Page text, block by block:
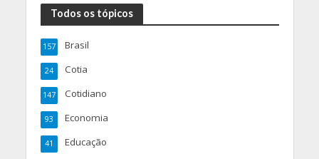
Todos os tópicos
Brasil
157
Cotia
24
Cotidiano
147
Economia
93
Educação
41